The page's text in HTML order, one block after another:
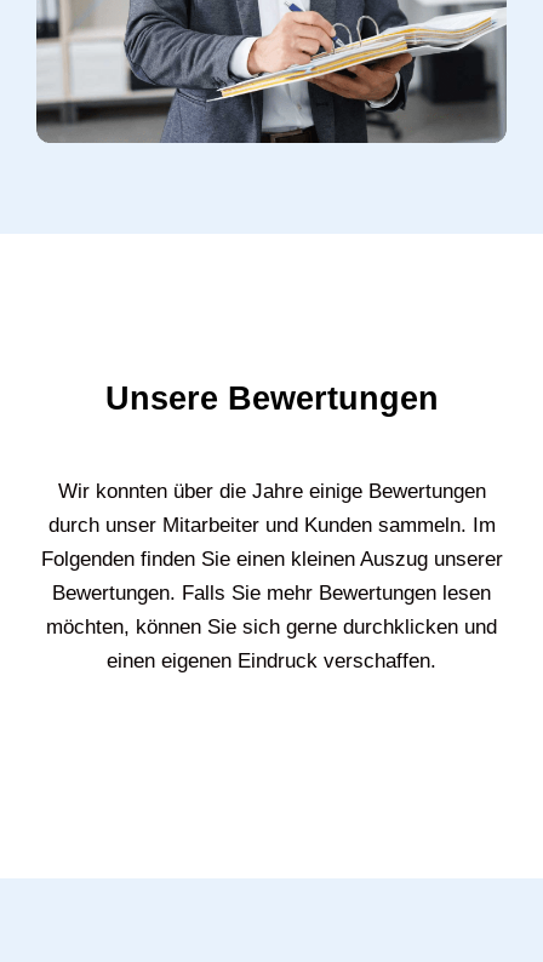
Unsere Bewertungen
Wir konnten über die Jahre einige Bewertungen
durch unser Mitarbeiter und Kunden sammeln. Im
Folgenden finden Sie einen kleinen Auszug unserer
Bewertungen. Falls Sie mehr Bewertungen lesen
möchten, können Sie sich gerne durchklicken und
einen eigenen Eindruck verschaffen.